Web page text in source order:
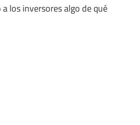
los inversores algo de qué